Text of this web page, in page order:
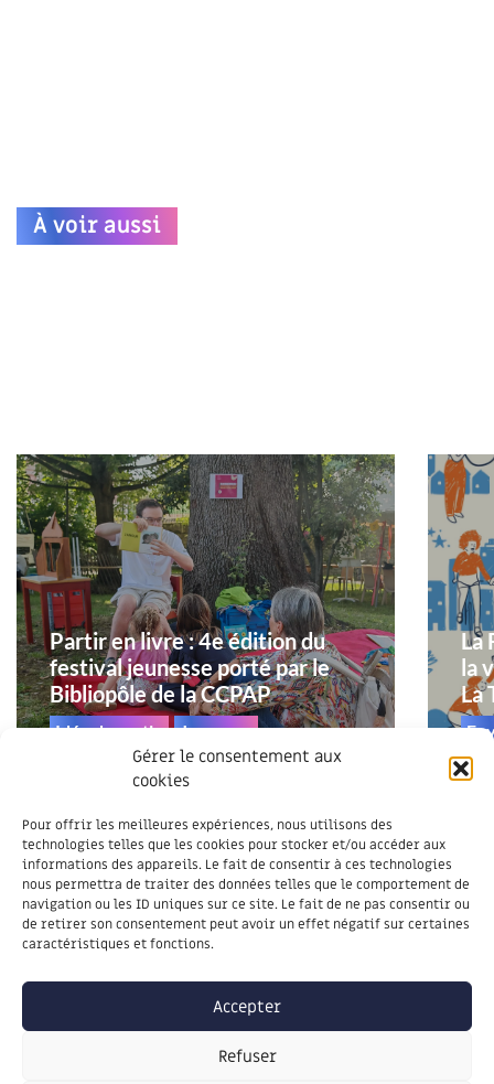
Gérer le consentement aux
cookies
Pour offrir les meilleures expériences, nous utilisons des
technologies telles que les cookies pour stocker et/ou accéder aux
informations des appareils. Le fait de consentir à ces technologies
nous permettra de traiter des données telles que le comportement de
navigation ou les ID uniques sur ce site. Le fait de ne pas consentir ou
de retirer son consentement peut avoir un effet négatif sur certaines
caractéristiques et fonctions.
Accepter
Refuser
À voir aussi
Partir en livre : 4e édition du
festival jeunesse porté par le
Bibliopôle de la CCPAP
Idée de sortie Jeunesse
La
la
La
TOUTES LES ACTUALITÉS